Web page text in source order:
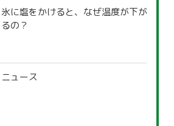
氷に塩をかけると、なぜ温度が下が
るの？
ニュース